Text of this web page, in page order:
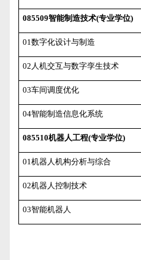
085509智能制造技术(专业学位)
01 数字化设计与制造
02 人机交互与数字孪生技术
03车间调度优化
04智能制造信息化系统
085510机器人工程(专业学位)
01 机器人机构分析与综合
02机器人控制技术
03智能机器人